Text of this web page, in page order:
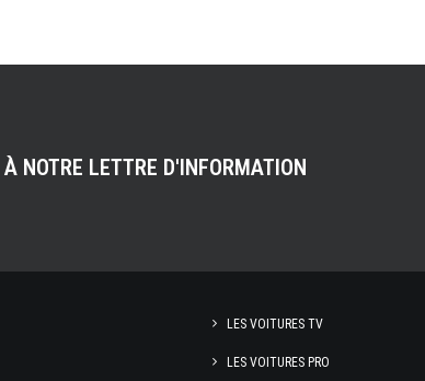
NOTRE LETTRE D'INFORMATION
LES VOITURES TV
LES VOITURES PRO